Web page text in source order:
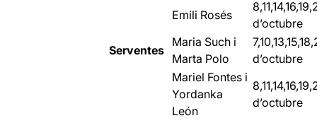
Emili Rosés
d’octubre
Serventes
Maria Such i
Marta Polo
d’octubre
Mariel Fontes i
Yordanka
León
d’octubre